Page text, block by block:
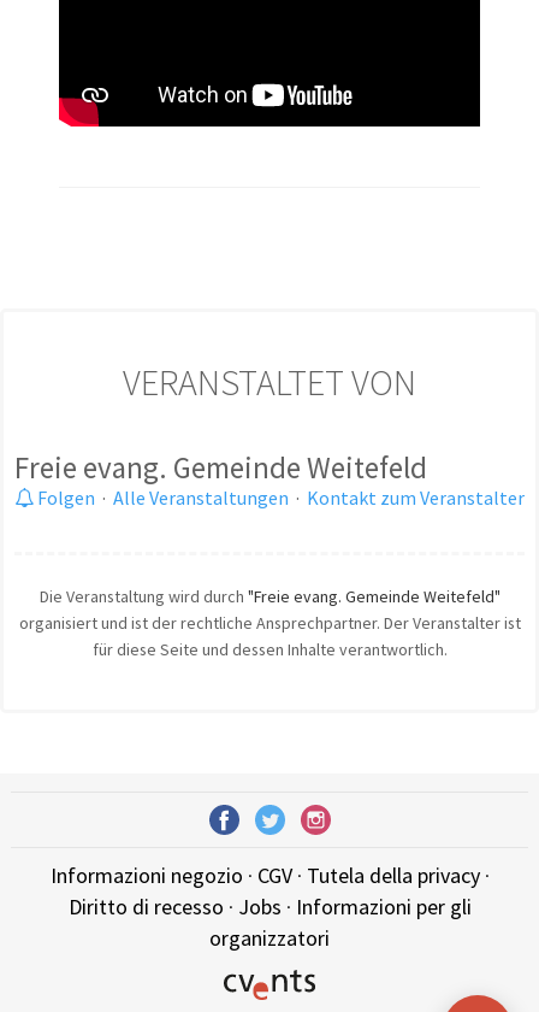
VERANSTALTET VON
Freie evang. Gemeinde Weitefeld
Folgen · Alle Veranstaltungen · Kontakt zum Veranstalter
Die Veranstaltung wird durch "Freie evang. Gemeinde Weitefeld"
organisiert und ist der rechtliche Ansprechpartner. Der Veranstalter ist
für diese Seite und dessen Inhalte verantwortlich.
Informazioni negozio · CGV· Tutela della privacy·
Diritto di recesso · Jobs · Informazioni per gli
organizzatori